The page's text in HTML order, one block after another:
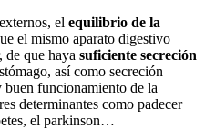
el equilibrio de la
el mismo aparato digestivo
de que haya suficiente secreción
así como secreción
buen funcionamiento de la
determinantes como padecer
el parkinson…